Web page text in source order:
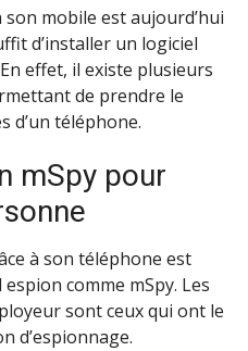
mobile est aujourd’hui
d’installer un logiciel
effet, il existe plusieurs
de prendre le
d’un téléphone.
mSpy pour
à son téléphone est
comme mSpy. Les
sont ceux qui ont le
d’espionnage.